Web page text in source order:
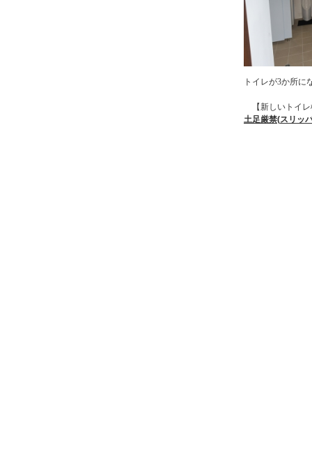
トイレが3か所に
【新しいトイレ
土足厳禁(スリッ